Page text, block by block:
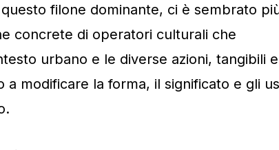
filone dominante, ci è sembrato
concrete di operatori culturali che
urbano e le diverse azioni, tangibili e
a modificare la forma, il significato e gli